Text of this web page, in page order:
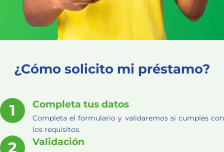
¿Cómo solicito mi préstamo?
Completa tus datos
Completa el formulario y validaremos si cumples con
los requisitos.
Validación